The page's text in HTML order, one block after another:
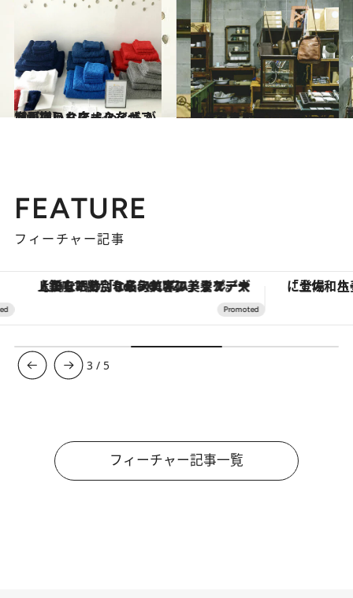
2020.1.6
【原宿】ユニークなギフトが揃うお店 ふっくらが増していくタオルをぜひ！
ライフスタイル 2020.1.4
【代々木上原】暮らしを変える日用品 話題のライフスタイルショップを探索
ライフスタイル
FEATURE
フィーチャー記事
【銀座で出合う最旬美容】美髪ケアや上質な眠り…セルフケアのアップデートから、特別な名入れギフトまで。大人のための「ReFa GINZA」クルーズ
3 / 5
フィーチャー記事一覧